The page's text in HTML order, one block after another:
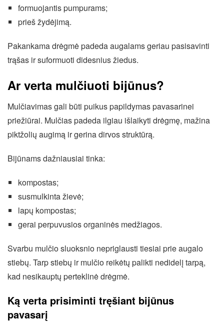
formuojantis pumpurams;
prieš žydėjimą.
Pakankama drėgmė padeda augalams geriau pasisavinti
trąšas ir suformuoti didesnius žiedus.
Ar verta mulčiuoti bijūnus?
Mulčiavimas gali būti puikus papildymas pavasarinei
priežiūrai. Mulčias padeda ilgiau išlaikyti drėgmę, mažina
piktžolių augimą ir gerina dirvos struktūrą.
Bijūnams dažniausiai tinka:
kompostas;
susmulkinta žievė;
lapų kompostas;
gerai perpuvusios organinės medžiagos.
Svarbu mulčio sluoksnio nepriglausti tiesiai prie augalo
stiebų. Tarp stiebų ir mulčio reikėtų palikti nedidelį tarpą,
kad nesikauptų perteklinė drėgmė.
Ką verta prisiminti tręšiant bijūnus
pavasarį